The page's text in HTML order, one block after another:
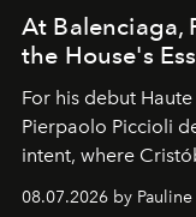
At Balenciaga,
the House's
For his debut
Pierpaolo Piccioli
intent, where
dialogue with a
08.07.2026 by